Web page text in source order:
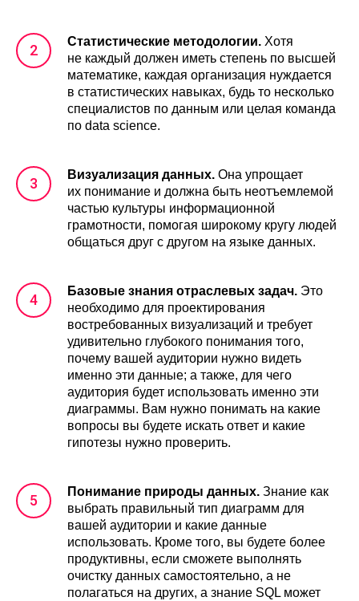
Статистические методологии. Хотя
не каждый должен иметь степень по высшей
математике, каждая организация нуждается
в статистических навыках, будь то несколько
специалистов по данным или целая команда
по data science.
Визуализация данных. Она упрощает
их понимание и должна быть неотъемлемой
частью культуры информационной
грамотности, помогая широкому кругу людей
общаться друг с другом на языке данных.
Базовые знания отраслевых задач. Это
необходимо для проектирования
востребованных визуализаций и требует
удивительно глубокого понимания того,
почему вашей аудитории нужно видеть
именно эти данные; а также, для чего
аудитория будет использовать именно эти
диаграммы. Вам нужно понимать на какие
вопросы вы будете искать ответ и какие
гипотезы нужно проверить.
Понимание природы данных. Знание как
выбрать правильный тип диаграмм для
вашей аудитории и какие данные
использовать. Кроме того, вы будете более
продуктивны, если сможете выполнять
очистку данных самостоятельно, а не
полагаться на других, а знание SQL может